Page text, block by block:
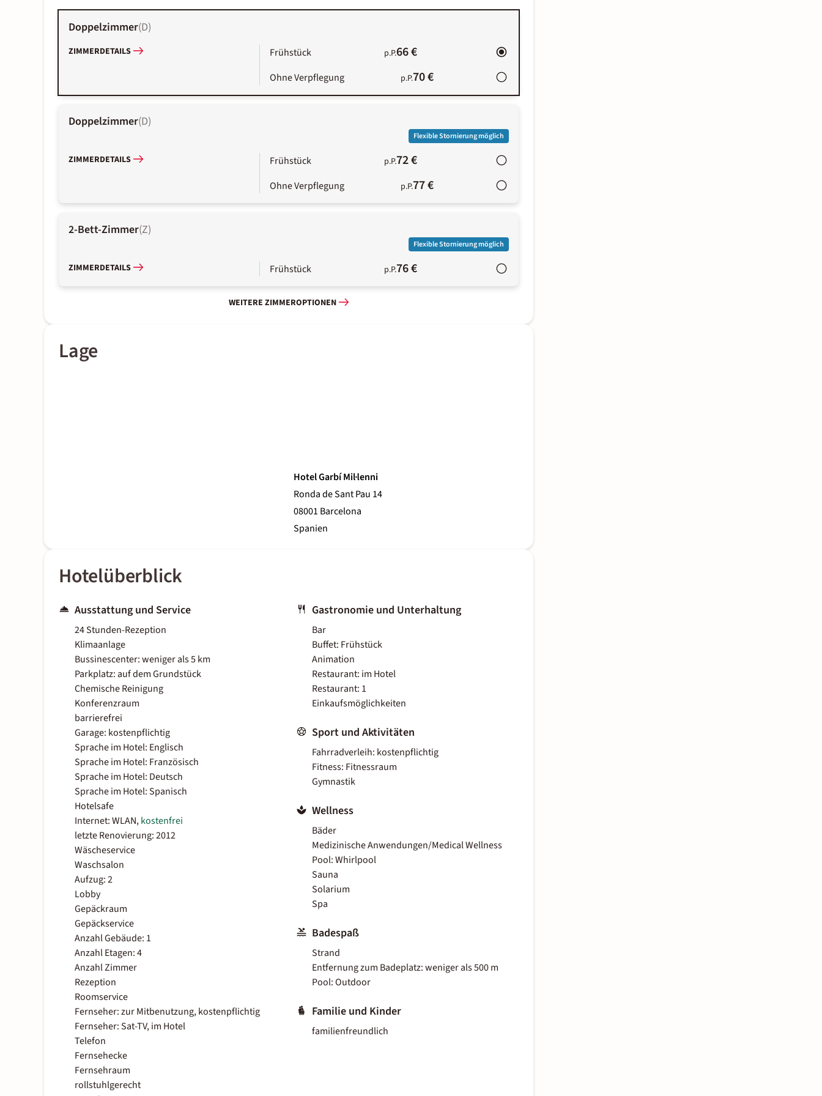
Doppelzimmer(D)
ZIMMERDETAILS Frühstück p.P.66 €
Ohne Verpflegung p.P.70 €
Doppelzimmer(D)
Flexible Stornierung möglich
ZIMMERDETAILS Frühstück p.P.72 €
Ohne Verpflegung p.P.77 €
2-Bett-Zimmer(Z)
Flexible Stornierung möglich
ZIMMERDETAILS Frühstück p.P.76 €
WEITERE ZIMMEROPTIONEN
Lage
Hotel Garbí Mil·lenni
Ronda de Sant Pau 14
08001 Barcelona
Spanien
Hotelüberblick
Ausstattung und Service
24 Stunden-Rezeption
Klimaanlage
Bussinescenter: weniger als 5 km
Parkplatz: auf dem Grundstück
Chemische Reinigung
Konferenzraum
barrierefrei
Garage: kostenpflichtig
Sprache im Hotel: Englisch
Sprache im Hotel: Französisch
Sprache im Hotel: Deutsch
Sprache im Hotel: Spanisch
Hotelsafe
Internet: WLAN,kostenfrei
letzte Renovierung: 2012
Wäscheservice
Waschsalon
Aufzug: 2
Lobby
Gepäckraum
Gepäckservice
Anzahl Gebäude: 1
Anzahl Etagen: 4
Anzahl Zimmer
Rezeption
Roomservice
Fernseher: zur Mitbenutzung, kostenpflichtig
Fernseher: Sat-TV, im Hotel
Telefon
Fernsehecke
Fernsehraum
rollstuhlgerecht
Gastronomie und Unterhaltung
Bar
Buffet: Frühstück
Animation
Restaurant: im Hotel
Restaurant: 1
Einkaufsmöglichkeiten
Sport und Aktivitäten
Fahrradverleih: kostenpflichtig
Fitness: Fitnessraum
Gymnastik
Wellness
Bäder
Medizinische Anwendungen/Medical Wellness
Pool: Whirlpool
Sauna
Solarium
Spa
Badespaß
Strand
Entfernung zum Badeplatz: weniger als 500 m
Pool: Outdoor
Familie und Kinder
familienfreundlich